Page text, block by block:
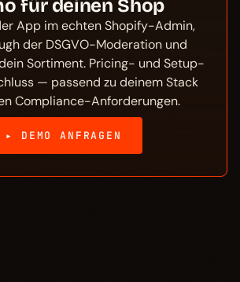
für deinen Shop
App im echten Shopify-Admin,
der DSGVO-Moderation und
Sortiment. Pricing- und Setup-
— passend zu deinem Stack
Compliance-Anforderungen.
▸ DEMO ANFRAGEN